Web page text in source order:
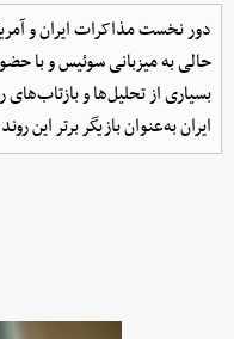
دور نخست مذاکرات ایران و
حالی به میزبانی سوئیس و با
بسیاری از تحلیل‌ها و
ایران به‌عنوان بازیگر برتر این